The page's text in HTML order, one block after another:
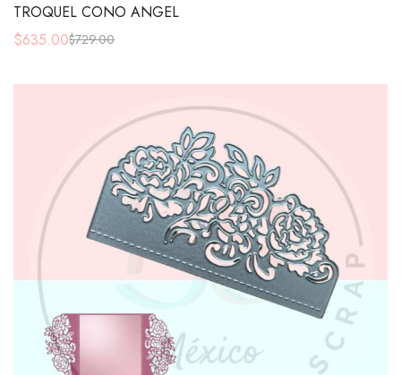
TROQUEL CONO ANGEL
$729.00
$635.00